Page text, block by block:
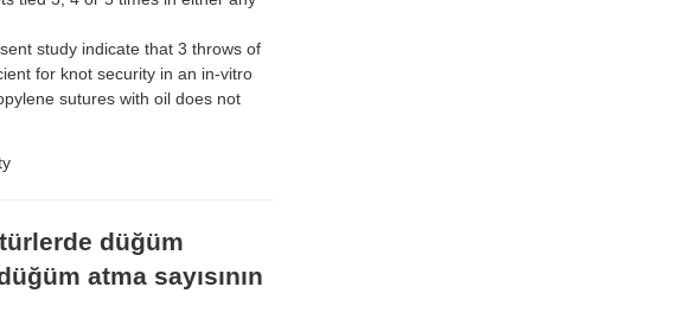
study indicate that 3 throws of
for knot security in an in-vitro
sutures with oil does not
düğüm
atma sayısının